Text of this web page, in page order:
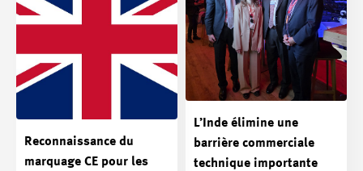
L’Inde élimine une
barrière commerciale
technique importante
Reconnaissance du
marquage CE pour les